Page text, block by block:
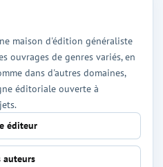
maison d'édition généraliste
ouvrages de genres variés, en
dans d'autres domaines,
éditoriale ouverte à
éditeur
auteurs